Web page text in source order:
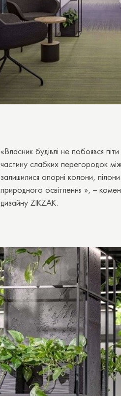
«Власник будівлі не побоявся
частину слабких перегородок
залишилися опорні колони, пілони
природного освітлення », –
дизайну ZIKZAK.